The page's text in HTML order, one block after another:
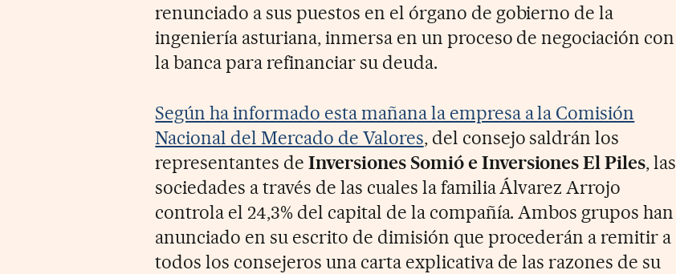
renunciado a sus puestos en el órgano de gobierno de la
ingeniería asturiana, inmersa en un proceso de negociación con
la banca para refinanciar su deuda.
Según ha informado esta mañana la empresa a la Comisión
Nacional del Mercado de Valores, del consejo saldrán los
representantes de Inversiones Somió e Inversiones El Piles, las
sociedades a través de las cuales la familia Álvarez Arrojo
controla el 24,3% del capital de la compañía. Ambos grupos han
anunciado en su escrito de dimisión que procederán a remitir a
todos los consejeros una carta explicativa de las razones de su